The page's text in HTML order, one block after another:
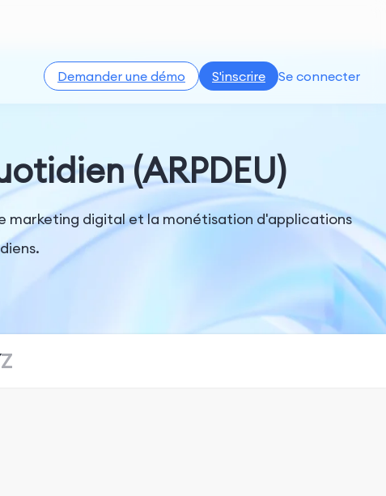
Demander une démo S'inscrire Se connecter
(ARPDEU)
marketing digital et la monétisation d'applications
Z